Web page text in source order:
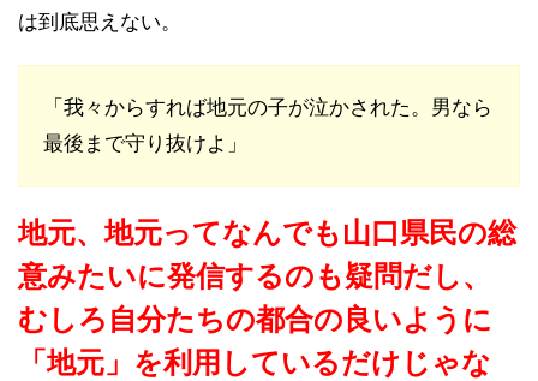
は到底思えない。
「我々からすれば地元の子が泣かされた。男なら
最後まで守り抜けよ」
地元、地元ってなんでも山口県民の総
意みたいに発信するのも疑問だし、
むしろ自分たちの都合の良いように
「地元」を利用しているだけじゃな